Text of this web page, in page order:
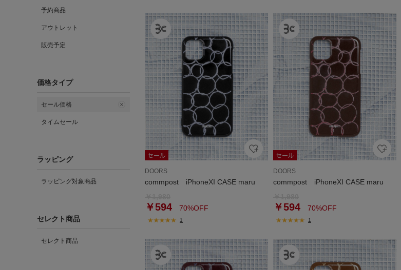
予約商品
アウトレット
販売予定
価格タイプ
セール価格
タイムセール
ラッピング
ラッピング対象商品
セレクト商品
セレクト商品
DOORS
commpost iPhoneXI CASE maru
￥594 70%OFF
1
DOORS
commpost iPhoneXI CASE maru
￥594 70%OFF
1